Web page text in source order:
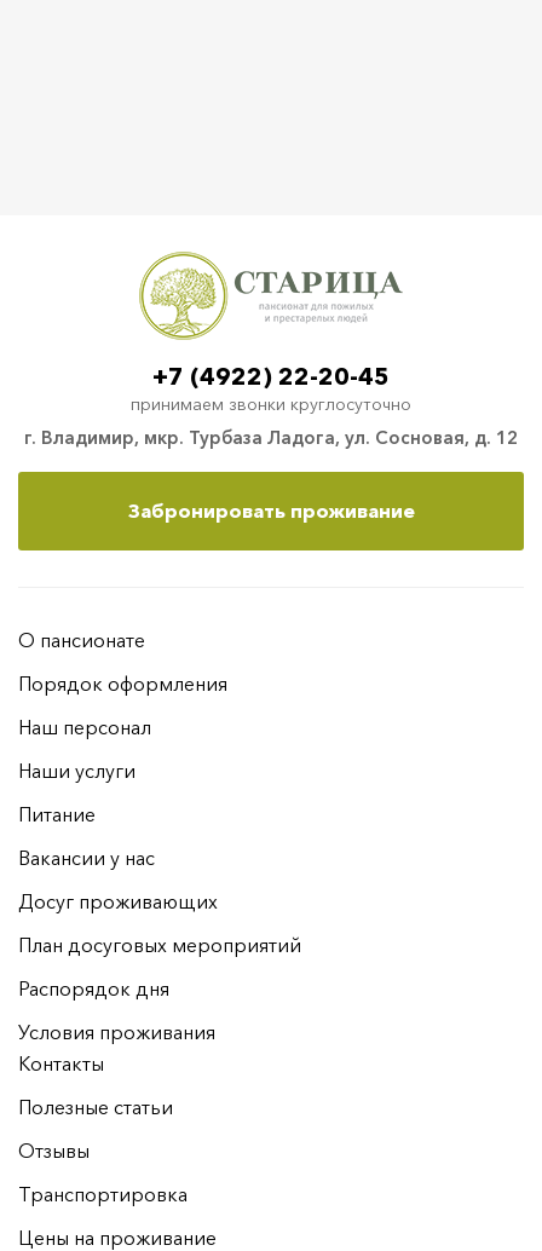
г. Владимир, мкр. Турбаза Ладога, ул. Сосновая, д. 12
+7 (4922) 22-20-45
принимаем звонки круглосуточно
Забронировать проживание
О пансионате
Порядок оформления
Наш персонал
Наши услуги
Питание
Вакансии у нас
Досуг проживающих
План досуговых мероприятий
Распорядок дня
Условия проживания
Контакты
Полезные статьи
Отзывы
Транспортировка
Цены на проживание